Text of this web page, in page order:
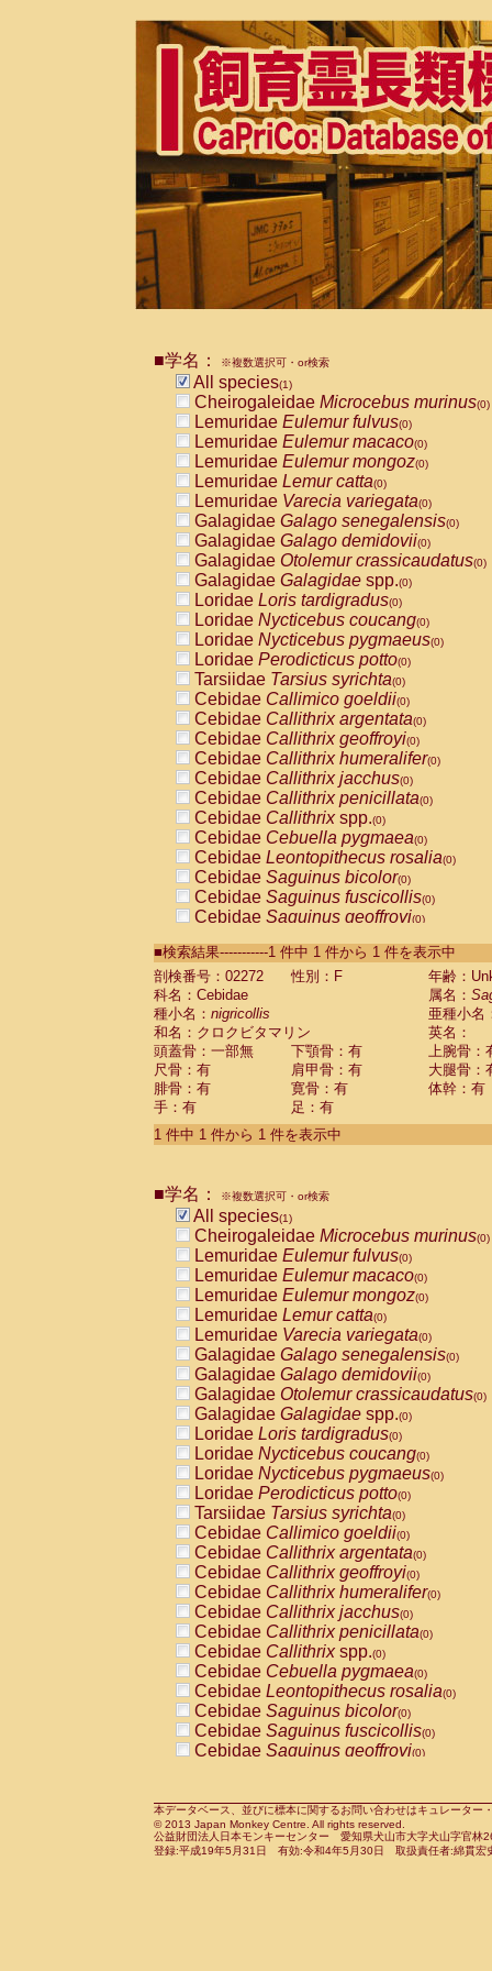
■学名： ※複数選択可・or検索
All species(1)
Cheirogaleidae Microcebus murinus(0)
Lemuridae Eulemur fulvus(0)
Lemuridae Eulemur macaco(0)
Lemuridae Eulemur mongoz(0)
Lemuridae Lemur catta(0)
Lemuridae Varecia variegata(0)
Galagidae Galago senegalensis(0)
Galagidae Galago demidovii(0)
Galagidae Otolemur crassicaudatus(0)
Galagidae Galagidae spp.(0)
Loridae Loris tardigradus(0)
Loridae Nycticebus coucang(0)
Loridae Nycticebus pygmaeus(0)
Loridae Perodicticus potto(0)
Tarsiidae Tarsius syrichta(0)
Cebidae Callimico goeldii(0)
Cebidae Callithrix argentata(0)
Cebidae Callithrix geoffroyi(0)
Cebidae Callithrix humeralifer(0)
Cebidae Callithrix jacchus(0)
Cebidae Callithrix penicillata(0)
Cebidae Callithrixspp.(0)
Cebidae Cebuella pygmaea(0)
Cebidae Leontopithecus rosalia(0)
Cebidae Saguinus bicolor(0)
Cebidae Saguinus fuscicollis(0)
Cebidae Saguinus geoffroyi(0)
CebidaeSaguinus labiatus(0)
Cebidae Saguinus leucopus (0)
Cebidae
CebidaeSaguinus mystax
CebidaeSaguinus nigricollis (1)
Cebidae Saguinus oedipus
Cebidae Saguinus weddelli
Cebidae Saguinusspp.
Cebidae Aotus trivirgatus
Cebidae Cebus albifrons
CebidaeCebus nigrivittatus
CebidaeCebus
CebidaeSaimiri boliviensis(0)
CebidaeSaimiri sciureus(0)
AtelidaeAlouatta caraya(0)
AtelidaeAlouatta fusca(0)
AtelidaeAlouatta seniculus
AtelidaeAlouattaspp.(0)
AtelidaeAteles belzebuth(0)
AtelidaeAteles geoffroyi(0)
AtelidaeAteles paniscus(0)
AtelidaeAtelesspp.(0)
Atelidae Lagothrix lagothricha
AtelidaeLagothrix lagothricha cana
PitheciidaeCacajao calvus
PitheciidaeCallicebus cupreus
PitheciidaeCallicebus donacophilus
PitheciidaeCallicebus moloch
PitheciidaeCallicebus torquatus
PitheciidaeCallicebusspp.(0)
PitheciidaeChiropotes satanas(0)
PitheciidaePithecia monachus
PitheciidaePithecia pithecia(0)
CercopithecidaeCercocebus agilis
CercopithecidaeCercocebus
CercopithecidaeCercocebus
CercopithecidaeCercocebus
CercopithecidaeCercocebus
CercopithecidaeCercocebushybrid
CercopithecidaePapio anubis(0)
CercopithecidaePapio cynocephalus
CercopithecidaePapio hamadryas(0)
■検索結果-----------1 件中 1 件から 1 件を表示中
剖検番号：02272
性別：F
年齢：
科名：Cebidae
属名：
種小名： nigricollis
亜種小名
和名：クロクビタマリン
英名：
頭蓋骨：一部無
下顎骨：有
上腕骨：
尺骨：有
肩甲骨：有
大腿骨：
腓骨：有
寛骨：有
体幹：有
手：有
足：有
1 件中 1 件から 1 件を表示中
■学名： ※複数選択可・or検索
All species(1)
Cheirogaleidae Microcebus murinus(0)
Lemuridae Eulemur fulvus(0)
Lemuridae Eulemur macaco(0)
Lemuridae Eulemur mongoz(0)
Lemuridae Lemur catta(0)
Lemuridae Varecia variegata(0)
Galagidae Galago senegalensis(0)
Galagidae Galago demidovii(0)
Galagidae Otolemur crassicaudatus(0)
Galagidae Galagidae spp.(0)
Loridae Loris tardigradus(0)
Loridae Nycticebus coucang(0)
Loridae Nycticebus pygmaeus(0)
Loridae Perodicticus potto(0)
Tarsiidae Tarsius syrichta(0)
Cebidae Callimico goeldii(0)
Cebidae Callithrix argentata(0)
Cebidae Callithrix geoffroyi(0)
Cebidae Callithrix humeralifer(0)
Cebidae Callithrix jacchus(0)
Cebidae Callithrix penicillata(0)
Cebidae Callithrixspp.(0)
Cebidae Cebuella pygmaea(0)
Cebidae Leontopithecus rosalia(0)
Cebidae Saguinus bicolor(0)
Cebidae Saguinus fuscicollis(0)
Cebidae Saguinus geoffroyi(0)
CebidaeSaguinus leucopus(0)
CebidaeSaguinus midas(0)
Cebidae Saguinus mystax(0)
本データベース、並びに標本に関するお問い合わせはキュレータ
© 2013 Japan Monkey Centre. All rights reserved.
公益財団法人日本モンキーセンター 愛知県犬山市大字犬山字官
登録:平成19年5月31日 有効:令和4年5月30日 取扱責任者:綿貫宏